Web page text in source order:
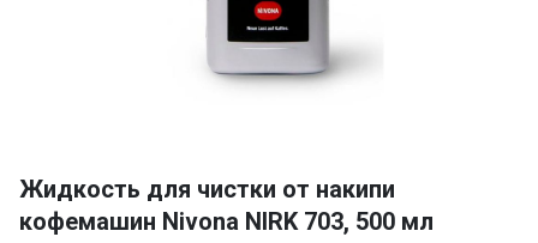
of
1
Жидкость для чистки от накипи
кофемашин Nivona NIRK 703, 500 мл